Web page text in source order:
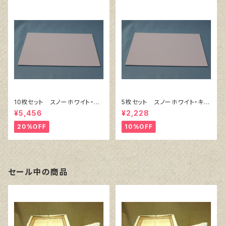
10枚セット スノーホワイト・キ
ャンバスボード F6 サイズ
410㎜x318㎜
¥5,456
20%OFF
5枚セット スノーホワイト・キャ
ンバスボード F4 サイズ 3
33㎜x242㎜
¥2,228
10%OFF
セール中の商品